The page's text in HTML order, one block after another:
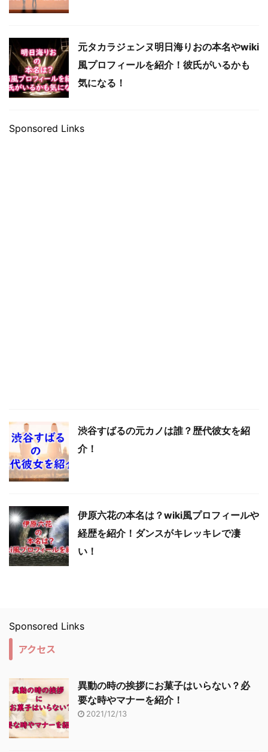
元タカラジェンヌ明日海りおの本名やwiki
風プロフィールを紹介！彼氏がいるかも
気になる！
Sponsored Links
渋谷すばるの元カノは誰？歴代彼女を紹
介！
伊原六花の本名は？wiki風プロフィールや
経歴を紹介！ダンスがキレッキレで凄
い！
Sponsored Links
アクセス
異動の時の挨拶にお菓子はいらない？必
要な時やマナーを紹介！
2021/12/13